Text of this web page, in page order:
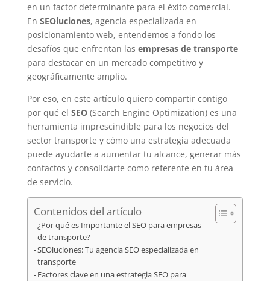
en un factor determinante para el éxito comercial.
En SEOluciones, agencia especializada en
posicionamiento web, entendemos a fondo los
desafíos que enfrentan las empresas de transporte
para destacar en un mercado competitivo y
geográficamente amplio.
Por eso, en este artículo quiero compartir contigo
por qué el SEO(Search Engine Optimization) es una
herramienta imprescindible para los negocios del
sector transporte y cómo una estrategia adecuada
puede ayudarte a aumentar tu alcance, generar más
contactos y consolidarte como referente en tu área
de servicio.
Contenidos del artículo
¿Por qué es Importante el SEO para empresas
de transporte?
SEOluciones: Tu agencia SEO especializada en
transporte
Factores clave en una estrategia SEO para